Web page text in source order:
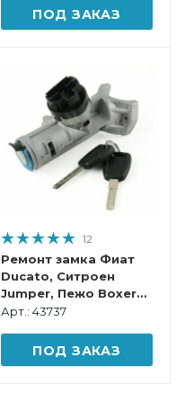
ПОД ЗАКАЗ
12
Ремонт замка Фиат
Ducato, Ситроен
Jumper, Пежо Boxer
2002-2006
Арт.: 43737
ПОД ЗАКАЗ